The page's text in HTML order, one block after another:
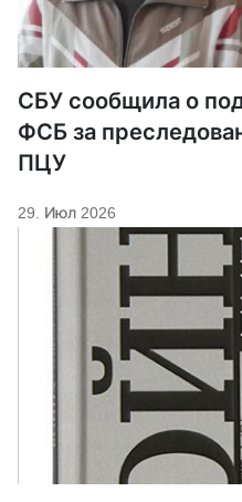
СБУ сообщила о
ФСБ за
ПЦУ
29. Июл 2026